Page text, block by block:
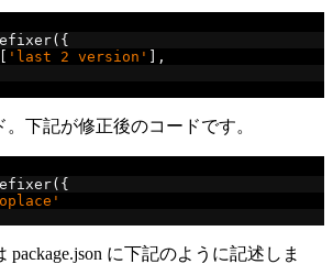
({
[ 'last 2 version' ],
。下記が修正後のコードです。
({
に下記のように記述しま